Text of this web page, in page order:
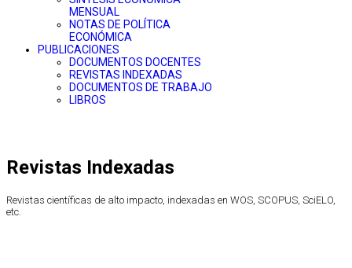
MENSUAL
NOTAS DE POLÍTICA
ECONÓMICA
PUBLICACIONES
DOCUMENTOS DOCENTES
REVISTAS INDEXADAS
DOCUMENTOS DE TRABAJO
LIBROS
Revistas Indexadas
Revistas científicas de alto impacto, indexadas en WOS, SCOPUS, SciELO,
etc.